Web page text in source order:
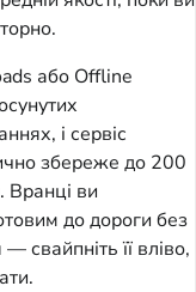
або Offline
і сервіс
збереже до 200
Вранці ви
до дороги без
свайпніть її вліво,